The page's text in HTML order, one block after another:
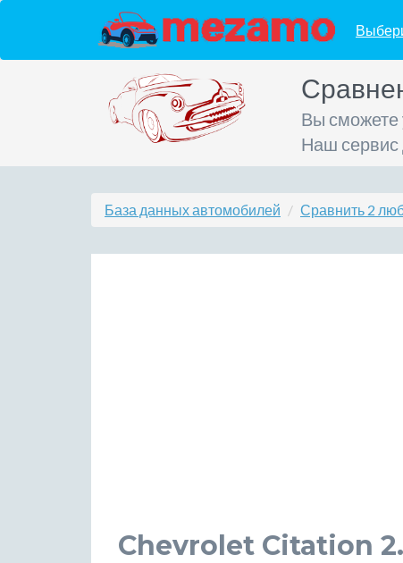
Вы сможете
Наш сервис
База данных автомобилей Сравнить 2
Chevrolet Citation